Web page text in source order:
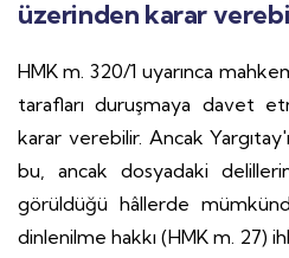
üzerinden karar
HMK m. 320/1 uyarınca
tarafları duruşmaya davet
karar verebilir. Ancak
bu, ancak dosyadaki
görüldüğü hâllerde
dinlenilme hakkı (HMK m. 27)